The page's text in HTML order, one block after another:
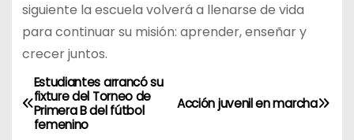
siguiente la escuela volverá a llenarse de vida
para continuar su misión: aprender, enseñar y
crecer juntos.
N
a
Acción juvenil en marcha
Estudiantes arrancó su
fixture del Torneo de
Primera B del fútbol
femenino